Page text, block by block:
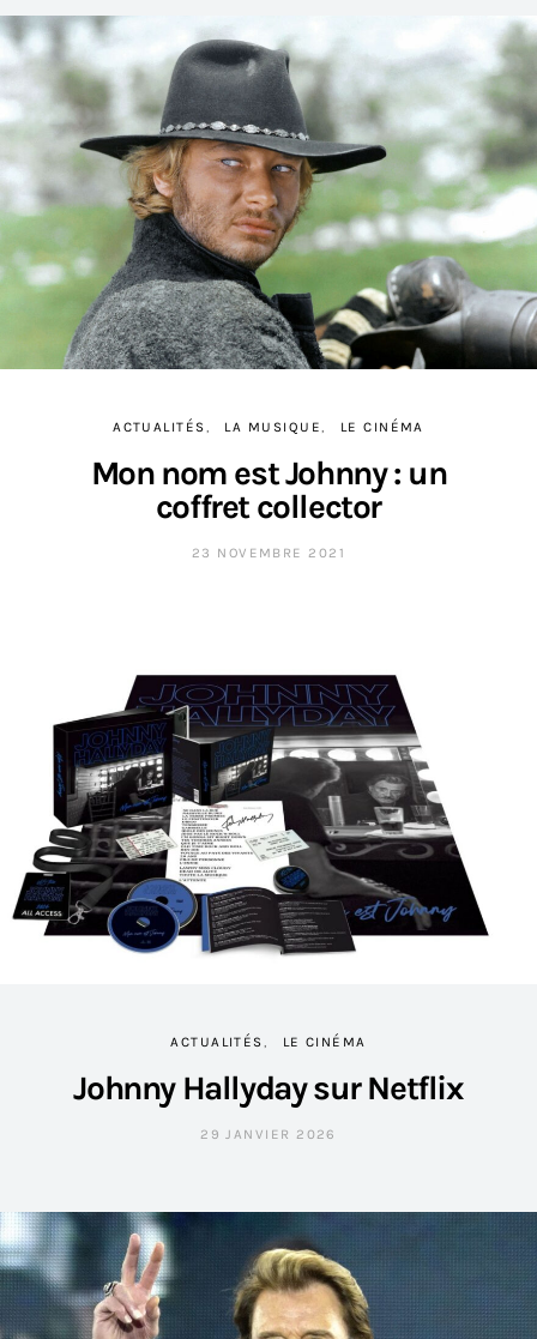
ACTUALITÉS LA MUSIQUE LE CINÉMA
Mon nom est Johnny : un
coffret collector
23 NOVEMBRE 2021
ACTUALITÉS LE CINÉMA
Johnny Hallyday sur Netflix
29 JANVIER 2026